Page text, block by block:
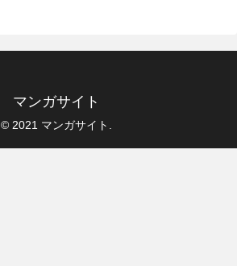
マンガサイト
© 2021 マンガサイト.